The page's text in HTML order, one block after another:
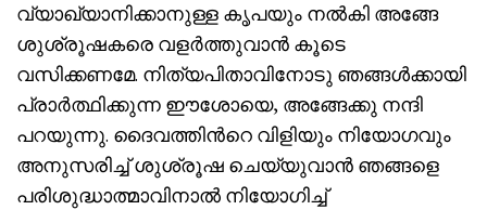
വ്യാഖ്യാനിക്കാനുള്ള കൃപയും നല്‍കി അങ്ങേ
ശുശ്രൂഷകരെ വളര്‍ത്തുവാന്‍ കൂടെ
വസിക്കണമേ. നിത്യപിതാവിനോടു ഞങ്ങള്‍ക്കായി
പ്രാര്‍ത്ഥിക്കുന്ന ഈശോയെ, അങ്ങേക്കു നന്ദി
പറയുന്നു. ദൈവത്തിന്‍റെ വിളിയും നിയോഗവും
അനുസരിച്ച് ശുശ്രൂഷ ചെയ്യുവാന്‍ ഞങ്ങളെ
പരിശുദ്ധാത്മാവിനാല്‍ നിയോഗിച്ച്